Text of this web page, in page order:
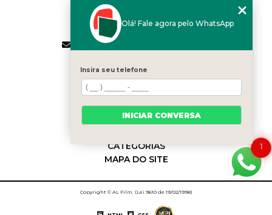
(11) 2564-4684
(11) 94168-2041
contato.vendas@alfilm.com.br
MENU
HOME
QUEM SOMOS
SERVIÇOS
BLOG
CATEGORIAS
MAPA DO SITE
Copyright © AL Film. (Lei 9610 de 19/02/1998)
1
Olá! Fale agora pelo WhatsApp
Insira seu telefone
INICIAR CONVERSA